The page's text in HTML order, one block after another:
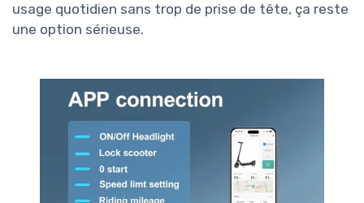
usage quotidien sans trop de prise de tête, ça reste
une option sérieuse.